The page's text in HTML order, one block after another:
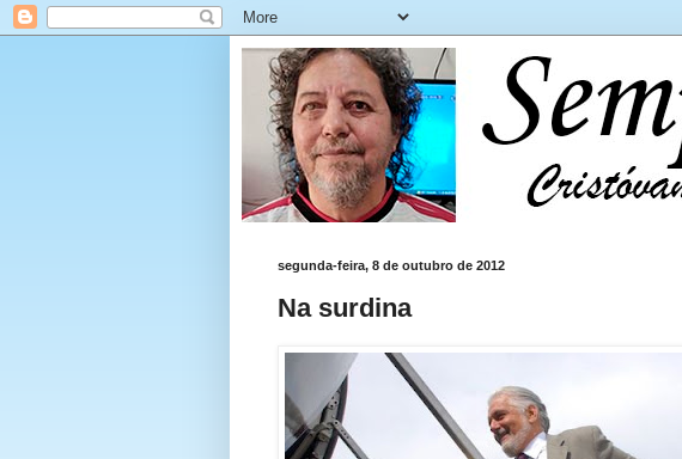
segunda-feira, 8 de outubro de 2012
Na surdina